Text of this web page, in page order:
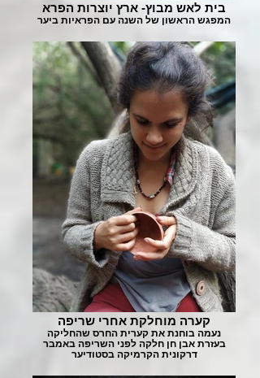
בית לאש מבוץ- ארץ יוצרות הפרא
המפגש הראשון של השנה עם הפראיות ביער
קערה מוחלקת אחרי שריפה
נעמה בוחנת את קערית החרס שהחליקה
בעזרת אבן חן חלקה לפני השריפה באמבר
דרקונית הקרמיקה בסטודיער